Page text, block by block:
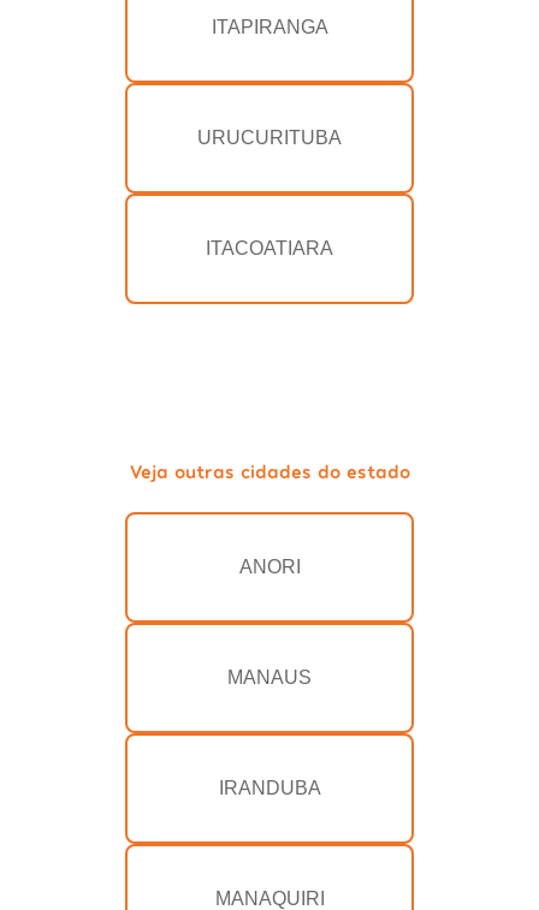
ITAPIRANGA
URUCURITUBA
ITACOATIARA
Veja outras cidades do estado
ANORI
MANAUS
IRANDUBA
MANAQUIRI